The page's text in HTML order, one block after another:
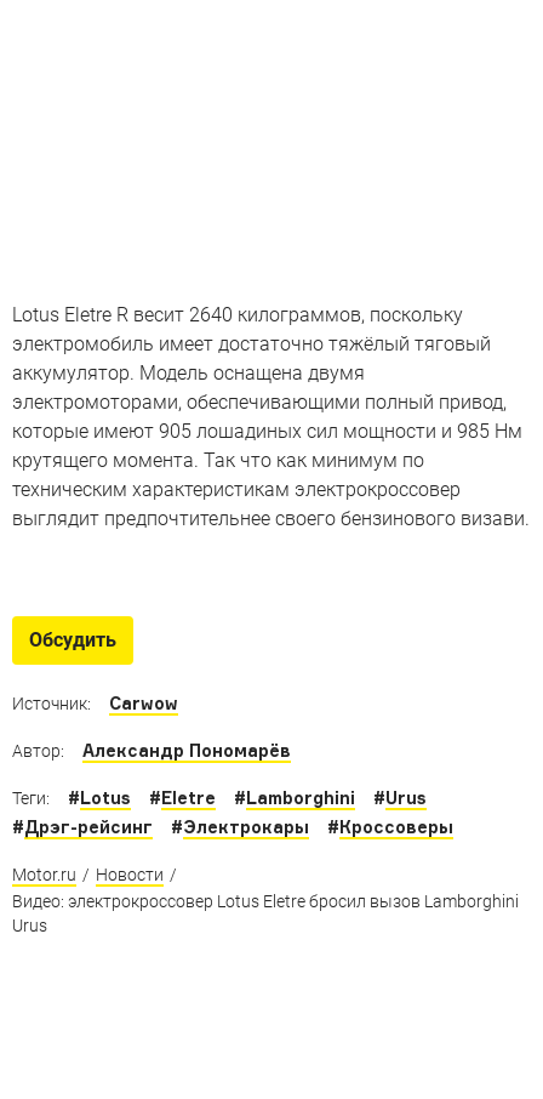
Lotus Eletre R весит 2640 килограммов, поскольку
электромобиль имеет достаточно тяжёлый тяговый
аккумулятор. Модель оснащена двумя
электромоторами, обеспечивающими полный привод,
которые имеют 905 лошадиных сил мощности и 985 Нм
крутящего момента. Так что как минимум по
техническим характеристикам электрокроссовер
выглядит предпочтительнее своего бензинового визави.
Автомобили, сопоставимые по мощности с первым
Обсудить
Источник: Carwow
Автор: Александр Пономарёв
Теги: #Lotus #Eletre #Lamborghini #Urus
#Дрэг-рейсинг #Электрокары #Кроссоверы
Motor.ru / Новости /
Видео: электрокроссовер Lotus Eletre бросил вызов Lamborghini
Urus